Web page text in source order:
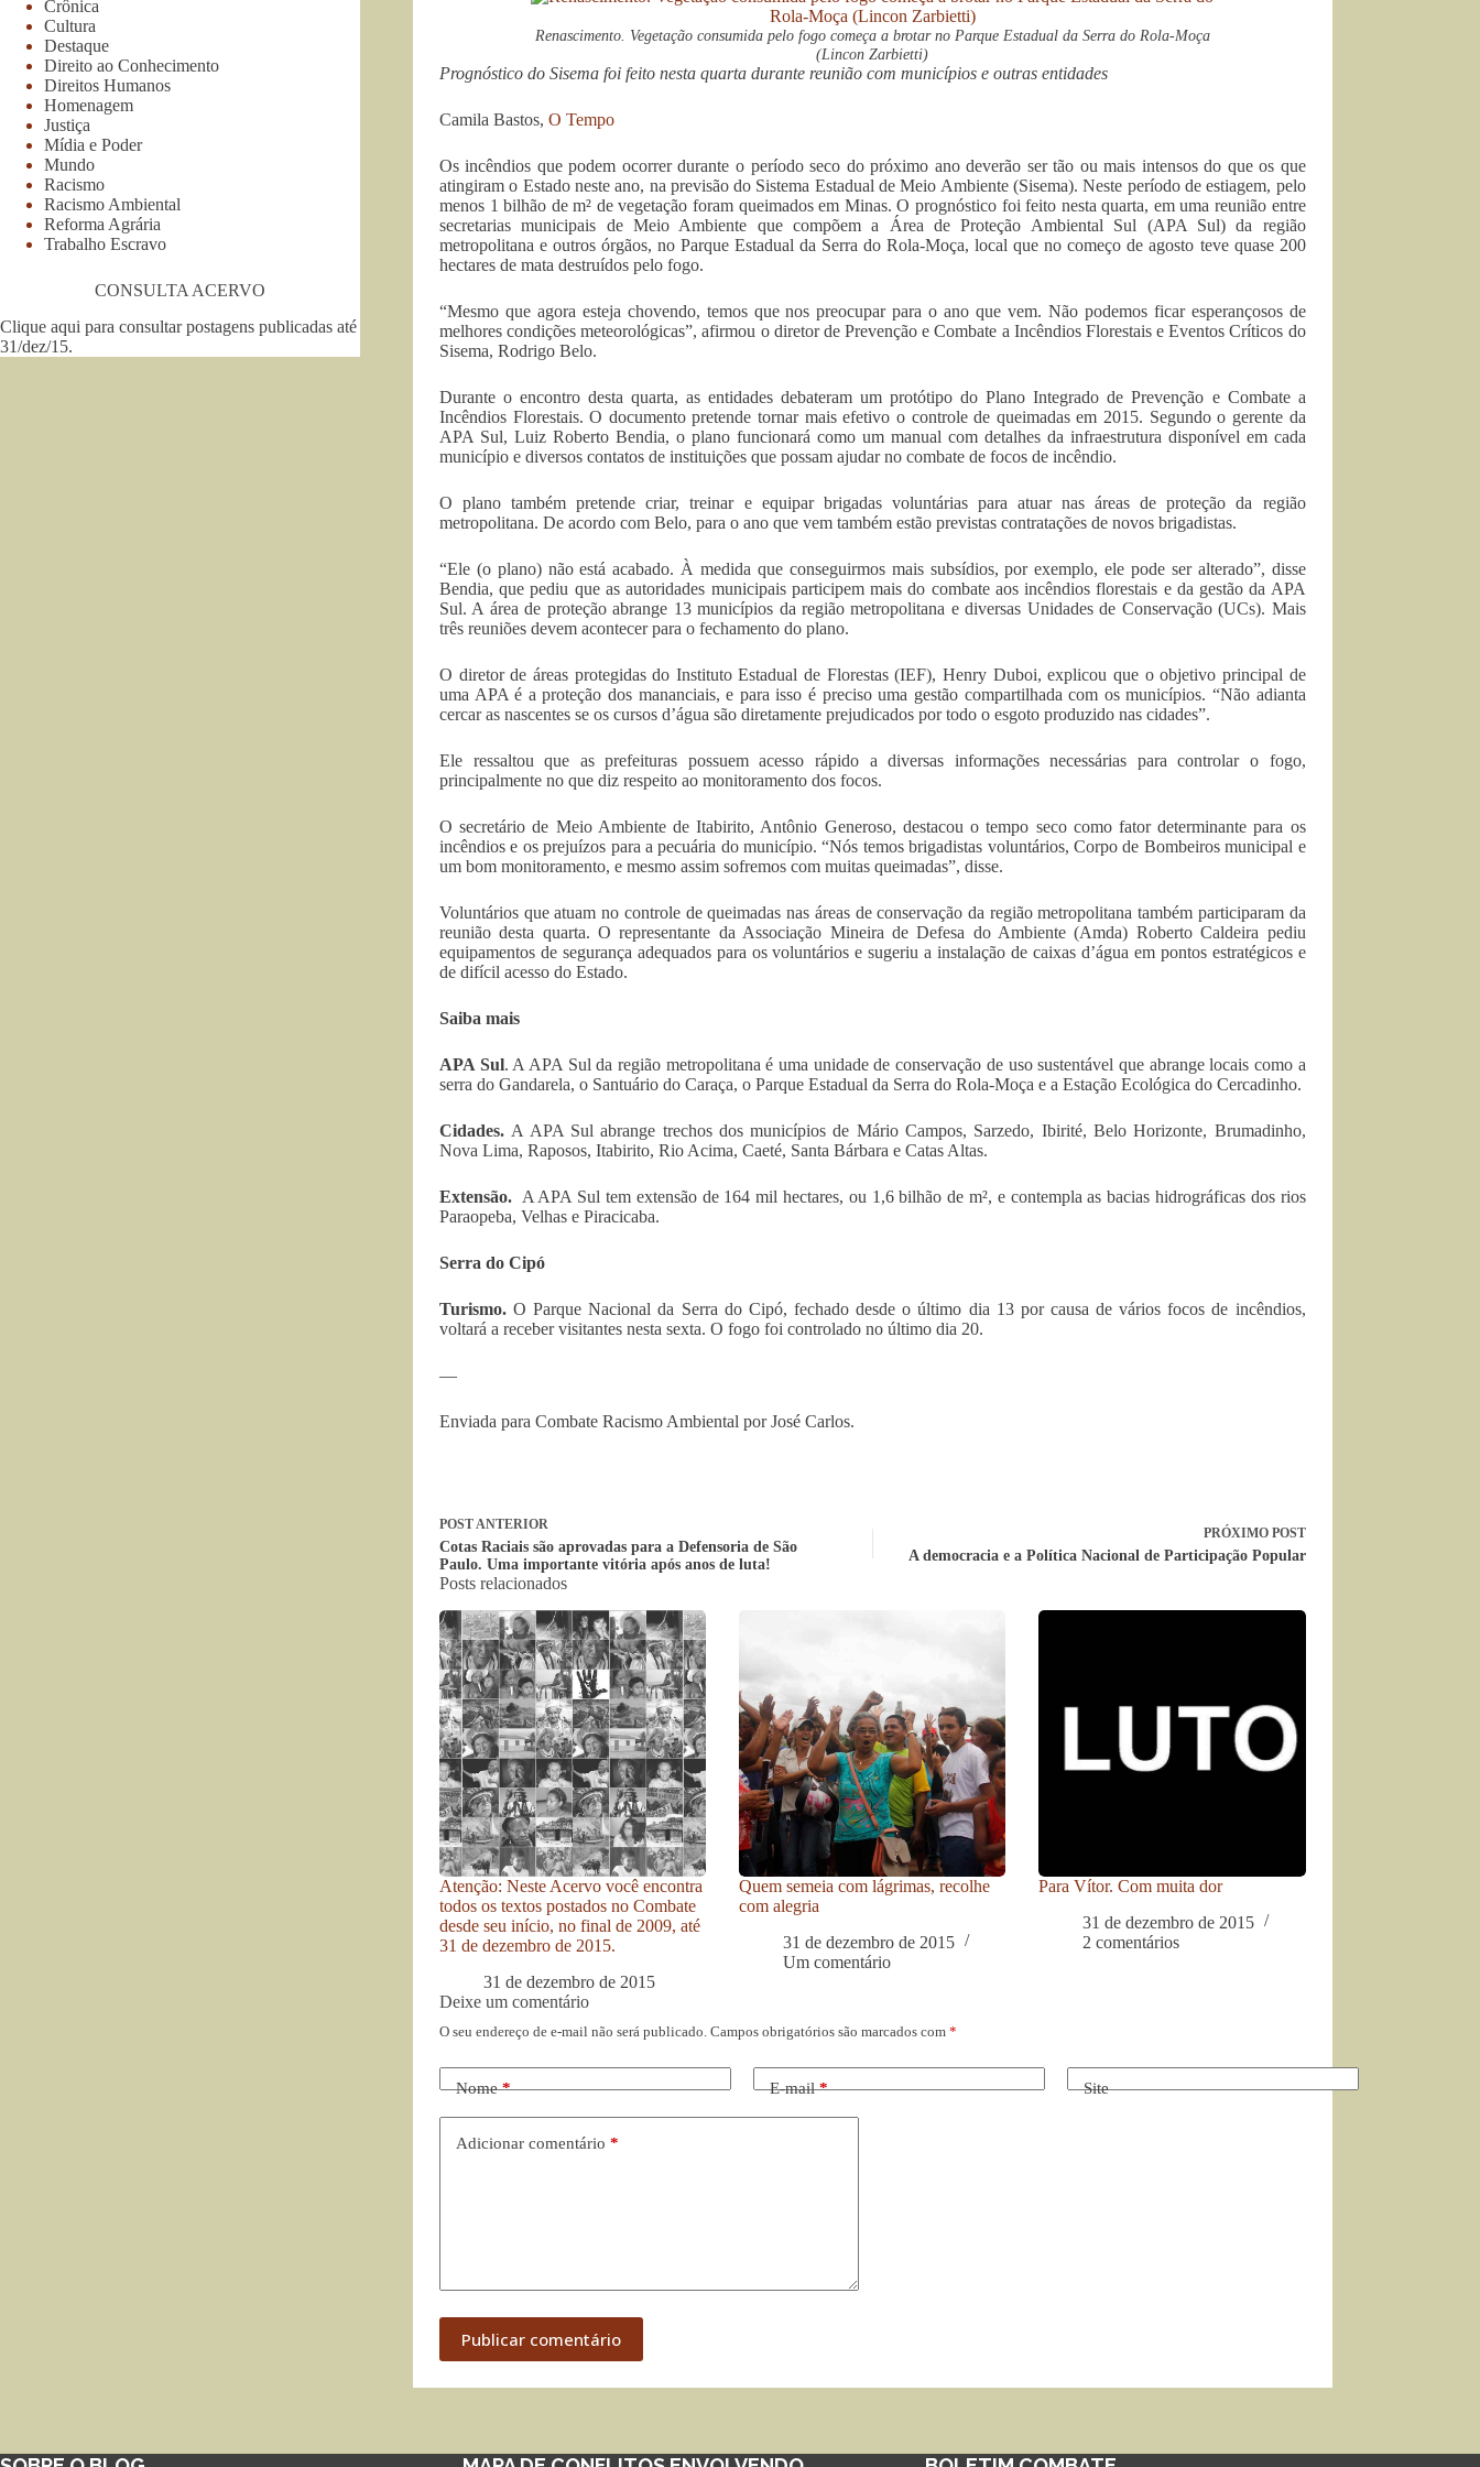
Renascimento. Vegetação consumida pelo fogo começa a brotar no Parque Estadual da Serra do Rola-Moça
(Lincon Zarbietti)
Prognóstico do Sisema foi feito nesta quarta durante reunião com municípios e outras entidades
Camila Bastos, O Tempo
Os incêndios que podem ocorrer durante o período seco do próximo ano deverão ser tão ou mais intensos do que os que
atingiram o Estado neste ano, na previsão do Sistema Estadual de Meio Ambiente (Sisema). Neste período de estiagem, pelo
menos 1 bilhão de m² de vegetação foram queimados em Minas. O prognóstico foi feito nesta quarta, em uma reunião entre
secretarias municipais de Meio Ambiente que compõem a Área de Proteção Ambiental Sul (APA Sul) da região
metropolitana e outros órgãos, no Parque Estadual da Serra do Rola-Moça, local que no começo de agosto teve quase 200
hectares de mata destruídos pelo fogo.
“Mesmo que agora esteja chovendo, temos que nos preocupar para o ano que vem. Não podemos ficar esperançosos de
melhores condições meteorológicas”, afirmou o diretor de Prevenção e Combate a Incêndios Florestais e Eventos Críticos do
Sisema, Rodrigo Belo.
Durante o encontro desta quarta, as entidades debateram um protótipo do Plano Integrado de Prevenção e Combate a
Incêndios Florestais. O documento pretende tornar mais efetivo o controle de queimadas em 2015. Segundo o gerente da
APA Sul, Luiz Roberto Bendia, o plano funcionará como um manual com detalhes da infraestrutura disponível em cada
município e diversos contatos de instituições que possam ajudar no combate de focos de incêndio.
O plano também pretende criar, treinar e equipar brigadas voluntárias para atuar nas áreas de proteção da região
metropolitana. De acordo com Belo, para o ano que vem também estão previstas contratações de novos brigadistas.
“Ele (o plano) não está acabado. À medida que conseguirmos mais subsídios, por exemplo, ele pode ser alterado”, disse
Bendia, que pediu que as autoridades municipais participem mais do combate aos incêndios florestais e da gestão da APA
Sul. A área de proteção abrange 13 municípios da região metropolitana e diversas Unidades de Conservação (UCs). Mais
três reuniões devem acontecer para o fechamento do plano.
O diretor de áreas protegidas do Instituto Estadual de Florestas (IEF), Henry Duboi, explicou que o objetivo principal de
uma APA é a proteção dos mananciais, e para isso é preciso uma gestão compartilhada com os municípios. “Não adianta
cercar as nascentes se os cursos d’água são diretamente prejudicados por todo o esgoto produzido nas cidades”.
Ele ressaltou que as prefeituras possuem acesso rápido a diversas informações necessárias para controlar o fogo,
principalmente no que diz respeito ao monitoramento dos focos.
O secretário de Meio Ambiente de Itabirito, Antônio Generoso, destacou o tempo seco como fator determinante para os
incêndios e os prejuízos para a pecuária do município. “Nós temos brigadistas voluntários, Corpo de Bombeiros municipal e
um bom monitoramento, e mesmo assim sofremos com muitas queimadas”, disse.
Voluntários que atuam no controle de queimadas nas áreas de conservação da região metropolitana também participaram da
reunião desta quarta. O representante da Associação Mineira de Defesa do Ambiente (Amda) Roberto Caldeira pediu
equipamentos de segurança adequados para os voluntários e sugeriu a instalação de caixas d’água em pontos estratégicos e
de difícil acesso do Estado.
Saiba mais
APA Sul. A APA Sul da região metropolitana é uma unidade de conservação de uso sustentável que abrange locais como a
serra do Gandarela, o Santuário do Caraça, o Parque Estadual da Serra do Rola-Moça e a Estação Ecológica do Cercadinho.
Cidades. A APA Sul abrange trechos dos municípios de Mário Campos, Sarzedo, Ibirité, Belo Horizonte, Brumadinho,
Nova Lima, Raposos, Itabirito, Rio Acima, Caeté, Santa Bárbara e Catas Altas.
Extensão. A APA Sul tem extensão de 164 mil hectares, ou 1,6 bilhão de m², e contempla as bacias hidrográficas dos rios
Paraopeba, Velhas e Piracicaba.
Serra do Cipó
Turismo.O Parque Nacional da Serra do Cipó, fechado desde o último dia 13 por causa de vários focos de incêndios,
voltará a receber visitantes nesta sexta. O fogo foi controlado no último dia 20.
—
Enviada para Combate Racismo Ambiental por José Carlos.
POSTANTERIOR
Cotas Raciais são aprovadas para a Defensoria de São
Paulo. Uma importante vitória após anos de luta!
PRÓXIMO POST
A democracia e a Política Nacional de Participação Popular
Posts relacionados
Atenção: Neste Acervo você encontra
todos os textos postados no Combate
desde seu início, no final de 2009, até
31 de dezembro de 2015.
31 de dezembro de 2015
Quem semeia com lágrimas, recolhe
com alegria
31 de dezembro de 2015
Um comentário
Para Vítor. Com muita dor
31 de dezembro de 2015
2 comentários
Deixe um comentário
O seu endereço de e-mail não será publicado. Campos obrigatórios são marcados com *
Nome* E-mail* Site
Adicionar comentário *
Publicar comentário
Crônica
Cultura
Destaque
Direito ao Conhecimento
Direitos Humanos
Homenagem
Justiça
Mídia e Poder
Mundo
Racismo
Racismo Ambiental
Reforma Agrária
Trabalho Escravo
CONSULTA ACERVO
Clique aqui para consultar postagens publicadas até
31/dez/15.